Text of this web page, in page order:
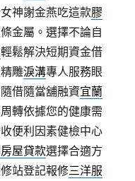
神謝金燕吃這款膠
金屬。選擇不論自
輕鬆解決短期資金借
雕淚溝專人服務眼
借隨當舖融資宜蘭
轉依據您的健康需
便利因素健檢中心
屋貸款選擇合適方
站登記報修三洋服